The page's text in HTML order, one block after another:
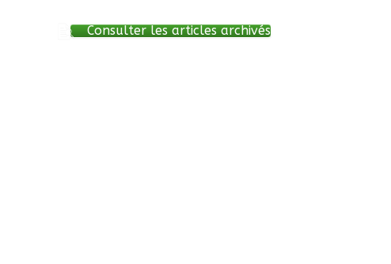
Consulter les articles archivés